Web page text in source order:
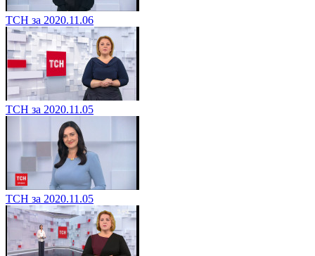
ТСН за 2020.11.06
ТСН за 2020.11.05
ТСН за 2020.11.05